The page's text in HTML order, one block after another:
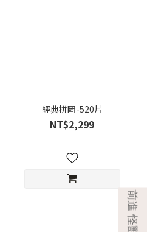
經典拼圖-520片
NT$2,299